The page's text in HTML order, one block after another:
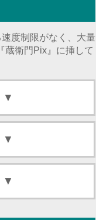
度制限がなく、大量
蔵衛門Pix』に挿して